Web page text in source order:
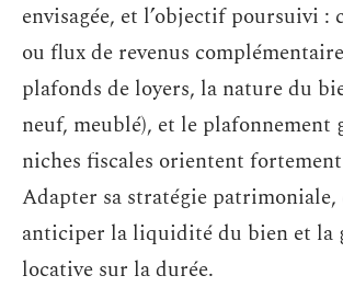
envisagée, et l’objectif poursuivi :
ou flux de revenus
plafonds de loyers, la nature du
neuf, meublé), et le plafonnement
niches fiscales orientent
Adapter sa stratégie patrimoniale,
anticiper la liquidité du bien et la
locative sur la durée.